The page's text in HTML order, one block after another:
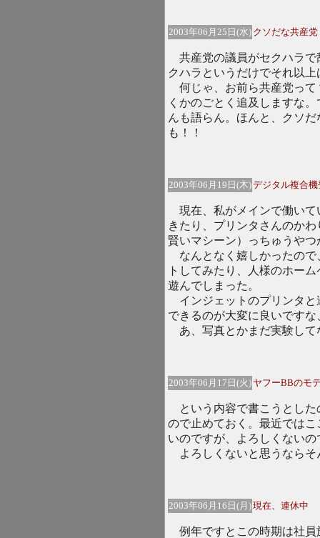
2003年06月25日(水) クソだな共産党
共産党の議員がセクハラで
クハラというだけでそれ以
何じゃ、お前ら共産党って
くかのごとく追及しますな
んも語らん。ほんと、クソ
も！！
2003年06月19日(木)デジタル複合機
現在、私がメインで働いて
きたり、プリンタさんのか
賢いマシーン）っちゅうや
なんとなく嬉しかったので
トしてみたり、人様のホー
遊んでしまった。
インジェットのプリンタと
できるのが大変に良いですな
あ、写真とかまだ実験して
2003年06月17日(火) ヤフーBBのモ
という内容で書こうとした
ので止めておく。最近では
いのですが、よろしくないの
よろしくないと思うならそ
2003年06月16日(月)現在、連休中
例年ですとこの時期は社員